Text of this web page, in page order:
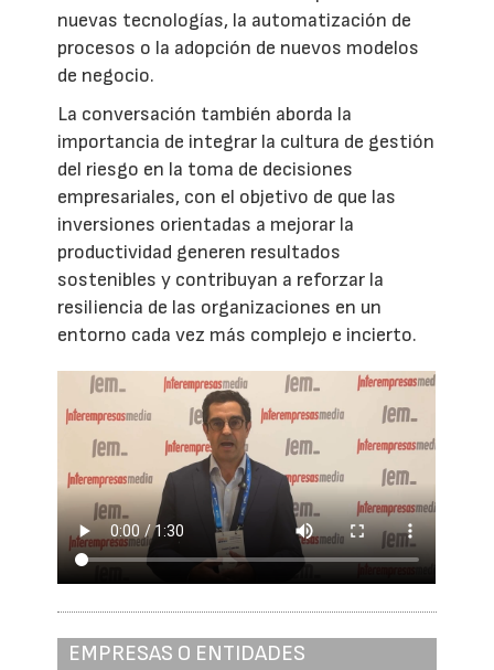
nuevas tecnologías, la automatización de
procesos o la adopción de nuevos modelos
de negocio.
La conversación también aborda la
importancia de integrar la cultura de gestión
del riesgo en la toma de decisiones
empresariales, con el objetivo de que las
inversiones orientadas a mejorar la
productividad generen resultados
sostenibles y contribuyan a reforzar la
resiliencia de las organizaciones en un
entorno cada vez más complejo e incierto.
EMPRESAS O ENTIDADES